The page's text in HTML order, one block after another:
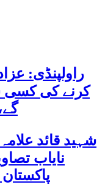
راولپنڈی:
کرنے کی کسی
شہید قائد
نایاب